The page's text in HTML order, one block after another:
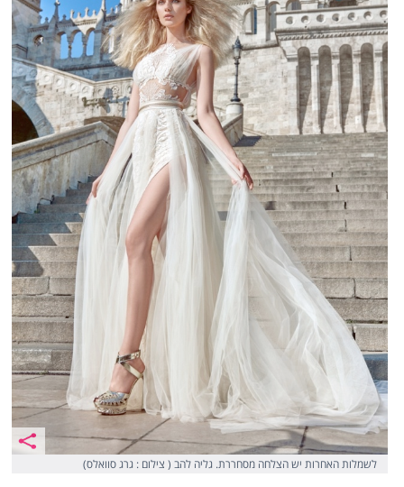
לשמלות האחרות יש הצלחה מסחררת. גליה להב ( צילום : גרג סוואלס)